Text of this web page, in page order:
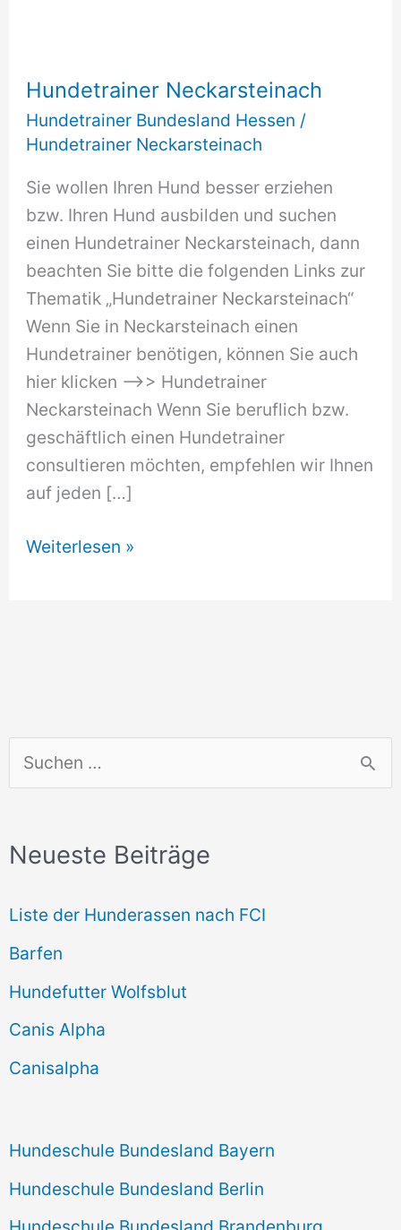
u
h
n
n
a
c
h
Neueste Beiträge
Liste der Hunderassen nach FCI
Barfen
Hundefutter Wolfsblut
Canis Alpha
Canisalpha
Hundeschule Bundesland Bayern
Hundeschule Bundesland Berlin
Hundetrainer Neckarsteinach
Hundetrainer Bundesland Hessen /
Hundetrainer Neckarsteinach
Sie wollen Ihren Hund besser erziehen
bzw. Ihren Hund ausbilden und suchen
einen Hundetrainer Neckarsteinach, dann
beachten Sie bitte die folgenden Links zur
Thematik „Hundetrainer Neckarsteinach“
Wenn Sie in Neckarsteinach einen
Hundetrainer benötigen, können Sie auch
hier klicken –>> Hundetrainer
Neckarsteinach Wenn Sie beruflich bzw.
geschäftlich einen Hundetrainer
consultieren möchten, empfehlen wir Ihnen
auf jeden […]
Hundetrainer
Weiterlesen »